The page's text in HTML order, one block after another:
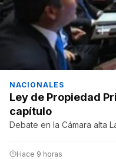
NACIONALES
Ley de Propiedad
capítulo
Debate en la Cámara alta
Hace 9 horas